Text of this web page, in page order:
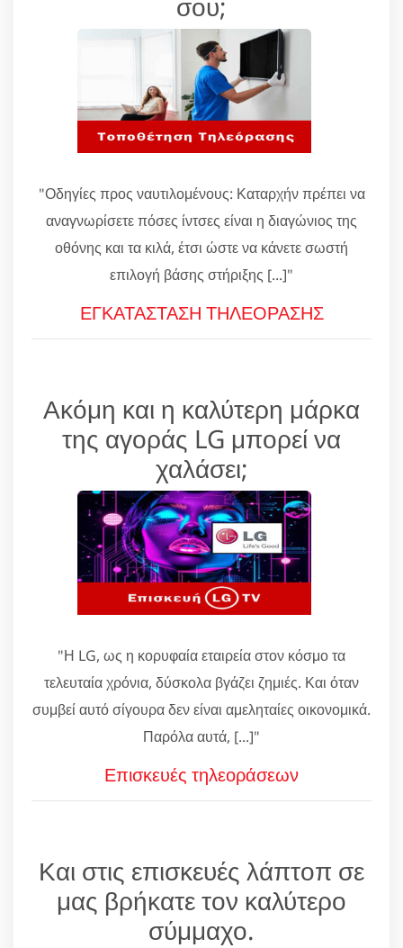
"Οδηγίες προς ναυτιλομένους: Καταρχήν πρέπει να
αναγνωρίσετε πόσες ίντσες είναι η διαγώνιος της
οθόνης και τα κιλά, έτσι ώστε να κάνετε σωστή
επιλογή βάσης στήριξης [...]"
ΕΓΚΑΤΑΣΤΑΣΗ ΤΗΛΕΟΡΑΣΗΣ
Ακόμη και η καλύτερη μάρκα
της αγοράς LG μπορεί να
χαλάσει;
"Η LG, ως η κορυφαία εταιρεία στον κόσμο τα
τελευταία χρόνια, δύσκολα βγάζει ζημιές. Και όταν
συμβεί αυτό σίγουρα δεν είναι αμεληταίες οικονομικά.
Παρόλα αυτά, [...]"
Επισκευές τηλεοράσεων
Και στις επισκευές λάπτοπ σε
μας βρήκατε τον καλύτερο
σύμμαχο.